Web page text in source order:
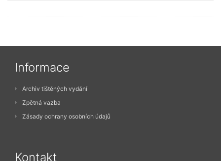
Informace
Archiv tištěných vydání
Zpětná vazba
Zásady ochrany osobních údajů
Kontakt